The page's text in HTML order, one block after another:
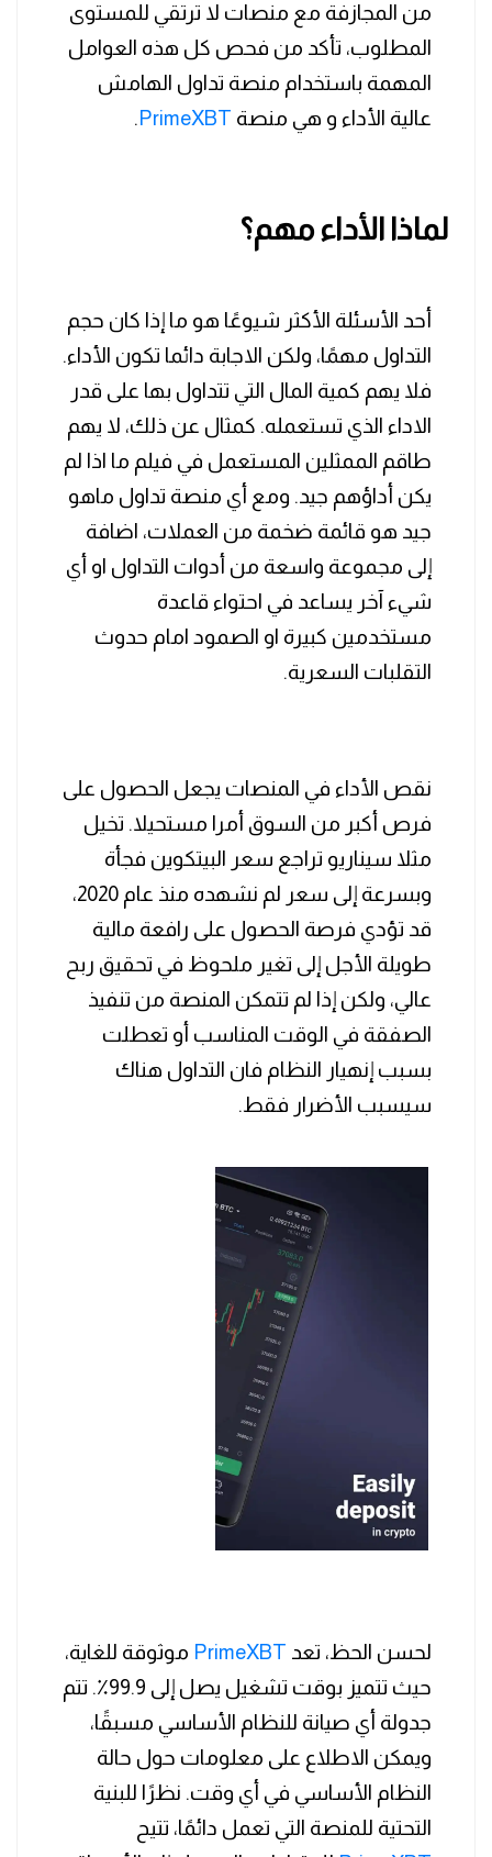
من المجازفة مع منصات لا ترتقي للمستوى
المطلوب، تأكد من فحص كل هذه العوامل
المهمة باستخدام منصة تداول الهامش
عالية الأداء و هي منصة PrimeXBT
.
لماذا الأداء مهم؟
أحد الأسئلة الأكثر شيوعًا هو ما إذا كان حجم
التداول مهمًا، ولكن الاجابة دائما تكون الأداء.
فلا يهم كمية المال التي تتداول بها على قدر
الاداء الذي تستعمله. كمثال عن ذلك، لا يهم
طاقم الممثلين المستعمل في فيلم ما اذا لم
يكن أداؤهم جيد. ومع أي منصة تداول ماهو
جيد هو قائمة ضخمة من العملات، اضافة
إلى مجموعة واسعة من أدوات التداول او أي
شيء آخر يساعد في احتواء قاعدة
مستخدمين كبيرة او الصمود امام حدوث
التقلبات السعرية.
نقص الأداء في المنصات يجعل الحصول على
فرص أكبر من السوق أمرا مستحيلا. تخيل
مثلا سيناريو تراجع سعر البيتكوين فجأة
وبسرعة إلى سعر لم نشهده منذ عام 2020،
قد تؤدي فرصة الحصول على رافعة مالية
طويلة الأجل إلى تغير ملحوظ في تحقيق ربح
عالي، ولكن إذا لم تتمكن المنصة من تنفيذ
الصفقة في الوقت المناسب أو تعطلت
بسبب إنهيار النظام فان التداول هناك
سيسبب الأضرار فقط.
لحسن الحظ، تعد PrimeXBT موثوقة للغاية،
حيث تتميز بوقت تشغيل يصل إلى 99.9٪. تتم
جدولة أي صيانة للنظام الأساسي مسبقًا،
ويمكن الاطلاع على معلومات حول حالة
النظام الأساسي في أي وقت. نظرًا للبنية
التحتية للمنصة التي تعمل دائمًا، تتيح